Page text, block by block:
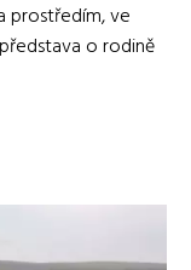
prostředím, ve
o rodině